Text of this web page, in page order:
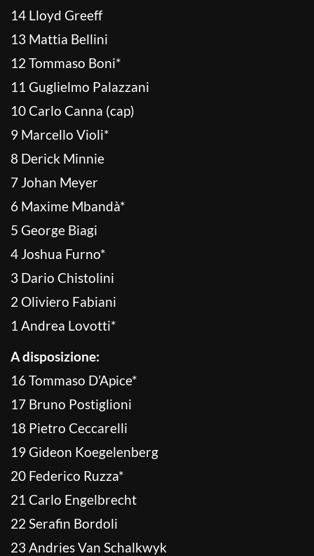
14 Lloyd Greeff
13 Mattia Bellini
12 Tommaso Boni*
11 Guglielmo Palazzani
10 Carlo Canna (cap)
9 Marcello Violi*
8 Derick Minnie
7 Johan Meyer
6 Maxime Mbandà*
5 George Biagi
4 Joshua Furno*
3 Dario Chistolini
2 Oliviero Fabiani
1 Andrea Lovotti*
A disposizione:
16 Tommaso D’Apice*
17 Bruno Postiglioni
18 Pietro Ceccarelli
19 Gideon Koegelenberg
20 Federico Ruzza*
21 Carlo Engelbrecht
22 Serafin Bordoli
23 Andries Van Schalkwyk